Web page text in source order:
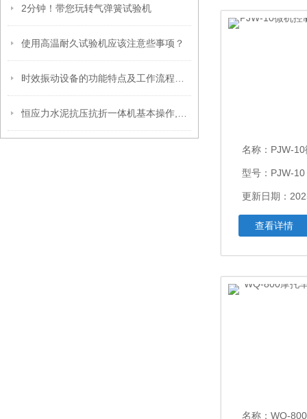
2分钟！带您玩转气弹簧试验机
使用高温耐久试验机应该注意些事项？
名称： PJW-10微机
型号：PJW-10
更新日期：
查看详情
名称： WQ-800摩托